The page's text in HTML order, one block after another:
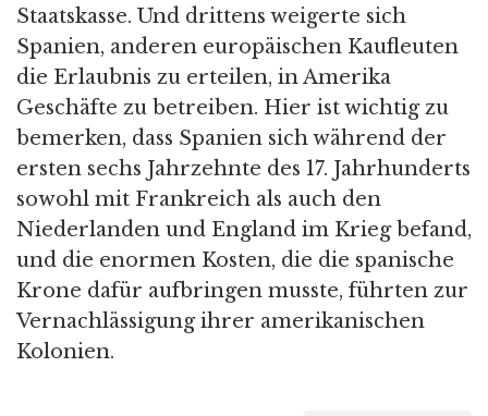
Staatskasse. Und drittens weigerte sich
Spanien, anderen europäischen Kaufleuten
die Erlaubnis zu erteilen, in Amerika
Geschäfte zu betreiben. Hier ist wichtig zu
bemerken, dass Spanien sich während der
ersten sechs Jahrzehnte des 17. Jahrhunderts
sowohl mit Frankreich als auch den
Niederlanden und England im Krieg befand,
und die enormen Kosten, die die spanische
Krone dafür aufbringen musste, führten zur
Vernachlässigung ihrer amerikanischen
Kolonien.